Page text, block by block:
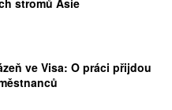
ve Visa: O práci přijdou